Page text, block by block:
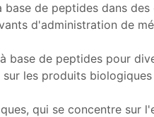
de peptides dans
d'administration de
base de peptides pour
les produits
qui se concentre sur